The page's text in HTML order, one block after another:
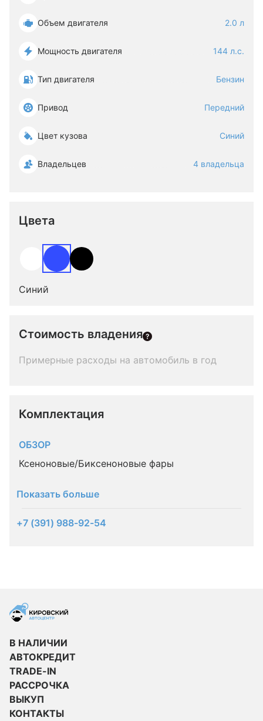
Объем двигателя 2.0 л
Мощность двигателя 144 л.с.
Тип двигателя Бензин
Привод Передний
Цвет кузова Синий
Владельцев 4 владельца
Цвета
Синий
Стоимость владения
Примерные расходы на автомобиль в год
Комплектация
ОБЗОР
Ксеноновые/Биксеноновые фары
Показать больше
+7 (391) 988-92-54
В НАЛИЧИИ
АВТОКРЕДИТ
TRADE-IN
РАССРОЧКА
ВЫКУП
КОНТАКТЫ